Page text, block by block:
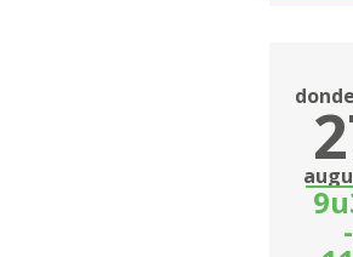
-